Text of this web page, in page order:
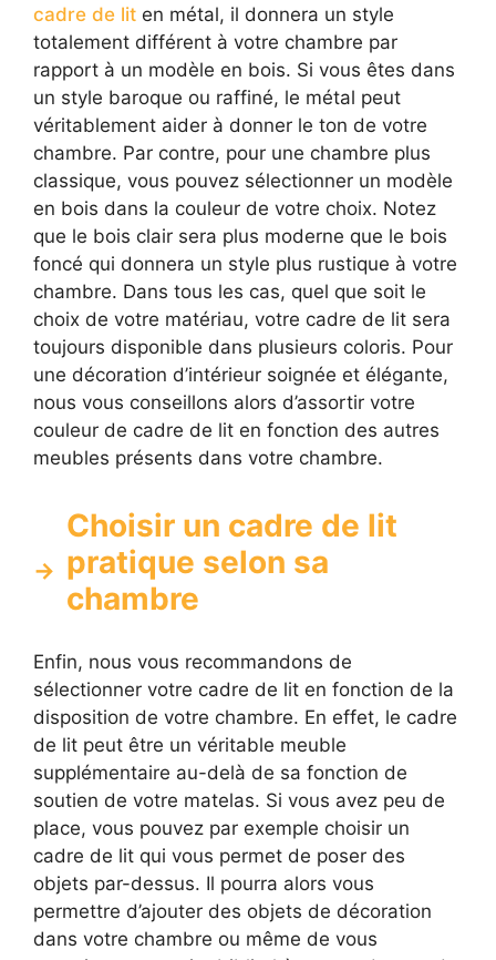
cadre de lit en métal, il donnera un style
totalement différent à votre chambre par
rapport à un modèle en bois. Si vous êtes dans
un style baroque ou raffiné, le métal peut
véritablement aider à donner le ton de votre
chambre. Par contre, pour une chambre plus
classique, vous pouvez sélectionner un modèle
en bois dans la couleur de votre choix. Notez
que le bois clair sera plus moderne que le bois
foncé qui donnera un style plus rustique à votre
chambre. Dans tous les cas, quel que soit le
choix de votre matériau, votre cadre de lit sera
toujours disponible dans plusieurs coloris. Pour
une décoration d’intérieur soignée et élégante,
nous vous conseillons alors d’assortir votre
couleur de cadre de lit en fonction des autres
meubles présents dans votre chambre.
Choisir un cadre de lit
pratique selon sa
chambre
Enfin, nous vous recommandons de
sélectionner votre cadre de lit en fonction de la
disposition de votre chambre. En effet, le cadre
de lit peut être un véritable meuble
supplémentaire au-delà de sa fonction de
soutien de votre matelas. Si vous avez peu de
place, vous pouvez par exemple choisir un
cadre de lit qui vous permet de poser des
objets par-dessus. Il pourra alors vous
permettre d’ajouter des objets de décoration
dans votre chambre ou même de vous